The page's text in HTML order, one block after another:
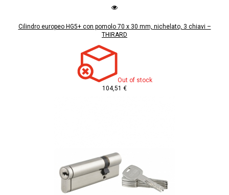
Cilindro europeo HG5+ con pomolo 70 x 30 mm, nichelato, 3 chiavi –
THIRARD
Out of stock
104,51 €